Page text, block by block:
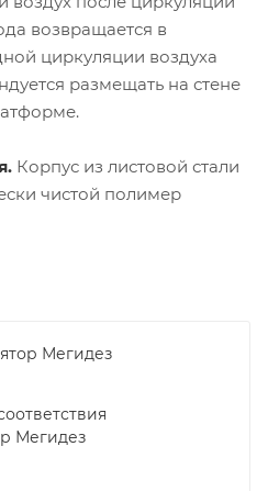
возвращается в
циркуляции воздуха
размещать на стене
Корпус из листовой стали
чистой полимер
Мегидез
Мегидез